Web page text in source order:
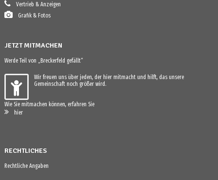
Vertrieb & Anzeigen
Grafik & Fotos
JETZT MITMACHEN
Werde Teil von „Breckerfeld gefällt“
Wir freuen uns über jeden, der hier mitmacht und hilft, das unsere
Gemeinschaft noch größer wird.
Wie Sie mitmachen können, erfahren Sie
hier
RECHTLICHES
Rechtliche Angaben